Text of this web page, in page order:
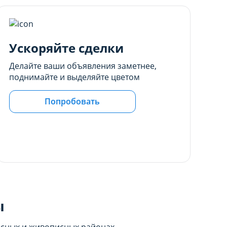
Ускоряйте сделки
Делайте ваши объявления заметнее,
поднимайте и выделяйте цветом
Попробовать